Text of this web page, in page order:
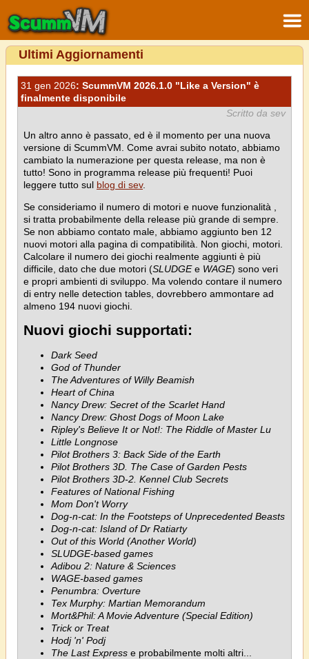
Ultimi Aggiornamenti
31 gen 2026: ScummVM 2026.1.0 "Like a Version" è
finalmente disponibile
Scritto da sev
Un altro anno è passato, ed è il momento per una nuova
versione di ScummVM. Come avrai subito notato, abbiamo
cambiato la numerazione per questa release, ma non è
tutto! Sono in programma release più frequenti! Puoi
leggere tutto sul blog di sev.
Se consideriamo il numero di motori e nuove funzionalità ,
si tratta probabilmente della release più grande di sempre.
Se non abbiamo contato male, abbiamo aggiunto ben 12
nuovi motori alla pagina di compatibilità. Non giochi, motori.
Calcolare il numero dei giochi realmente aggiunti è più
difficile, dato che due motori (SLUDGEe WAGE) sono veri
e propri ambienti di sviluppo. Ma volendo contare il numero
di entry nelle detection tables, dovrebbero ammontare ad
almeno 194 nuovi giochi.
Nuovi giochi supportati:
Dark Seed
God of Thunder
The Adventures of Willy Beamish
Heart of China
Nancy Drew: Secret of the Scarlet Hand
Nancy Drew: Ghost Dogs of Moon Lake
Ripley's Believe It or Not!: The Riddle of Master Lu
Little Longnose
Pilot Brothers 3: Back Side of the Earth
Pilot Brothers 3D. The Case of Garden Pests
Pilot Brothers 3D-2. Kennel Club Secrets
Features of National Fishing
Mom Don't Worry
Dog-n-cat: In the Footsteps of Unprecedented Beasts
Dog-n-cat: Island of Dr Ratiarty
Out of this World (Another World)
SLUDGE-based games
Adibou 2: Nature & Sciences
WAGE-based games
Penumbra: Overture
Tex Murphy: Martian Memorandum
Mort&Phil: A Movie Adventure (Special Edition)
Trick or Treat
Hodj 'n' Podj
The Last Express e probabilmente molti altri...